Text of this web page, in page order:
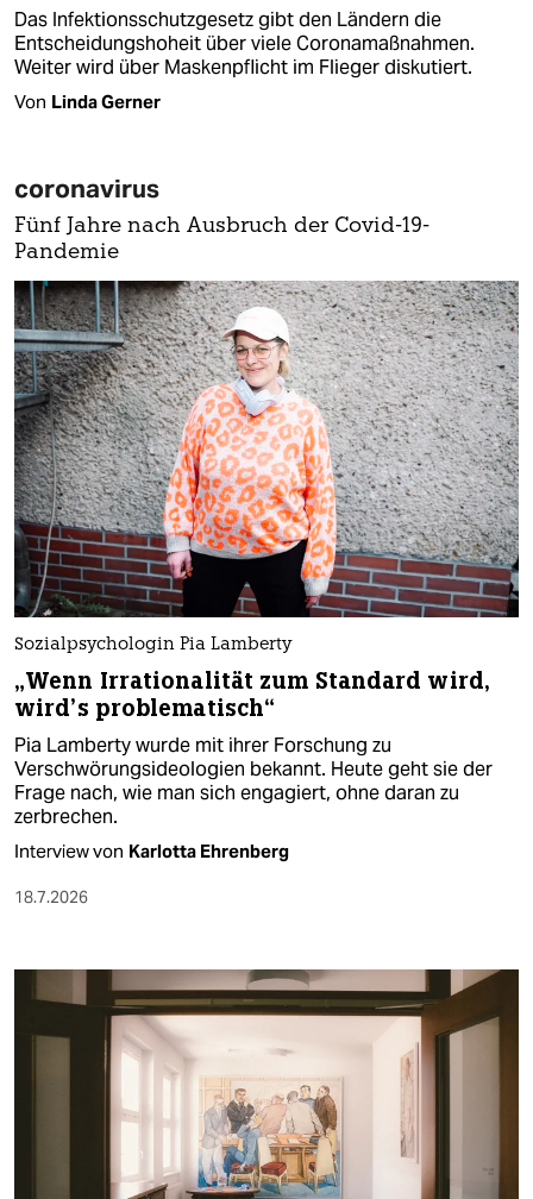
Das Infektionsschutzgesetz gibt den Ländern die
Entscheidungshoheit über viele Coronamaßnahmen.
Weiter wird über Maskenpflicht im Flieger diskutiert.
Von Linda Gerner
coronavirus
Fünf Jahre nach Ausbruch der Covid-19-
Pandemie
Sozialpsychologin Pia Lamberty
„Wenn Irrationalität zum Standard wird,
wird’s problematisch“
Pia Lamberty wurde mit ihrer Forschung zu
Verschwörungsideologien bekannt. Heute geht sie der
Frage nach, wie man sich engagiert, ohne daran zu
zerbrechen.
Interview von Karlotta Ehrenberg
18.7.2026